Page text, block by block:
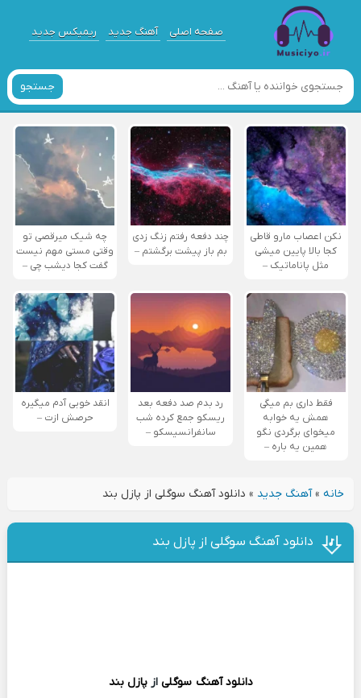
صفحه اصلی آهنگ جدید ریمیکس جدید
جستجو
نکن اعصاب مارو قاطی
کجا بالا پایین میشی
مثل پاناماتیک –
چند دفعه رفتم زنگ زدی
بم باز پیشت برگشتم –
چه شیک میرقصی تو
وقتی مستی مهم نیست
گفت کجا دیشب چی –
فقط داری بم میگی
همش یه خوابه
میخوای برگردی نگو
همین یه باره –
رد بدم صد دفعه بعد
ریسکو جمع کرده شب
سانفرانسیسکو –
انقد خوبی آدم میگیره
حرصش ازت –
خانه»آهنگ جدید » دانلود آهنگ سوگلی از پازل بند
دانلود آهنگ سوگلی از پازل بند
دانلود آهنگ سوگلی ازپازل بند